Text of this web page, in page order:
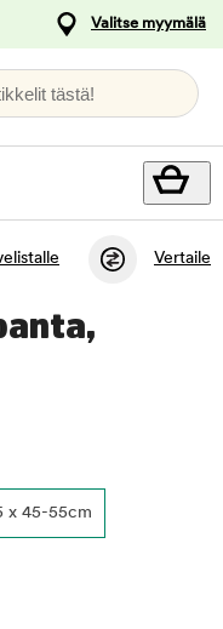
Valitse myymälä
tästä!
Vertaile
x 45-55cm